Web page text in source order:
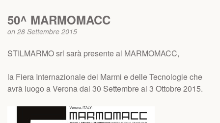
50^ MARMOMACC
on 28 Settembre 2015
STILMARMO srl sarà presente al MARMOMACC,
la Fiera Internazionale dei Marmi e delle Tecnologie che
avrà luogo a Verona dal 30 Settembre al 3 Ottobre 2015.